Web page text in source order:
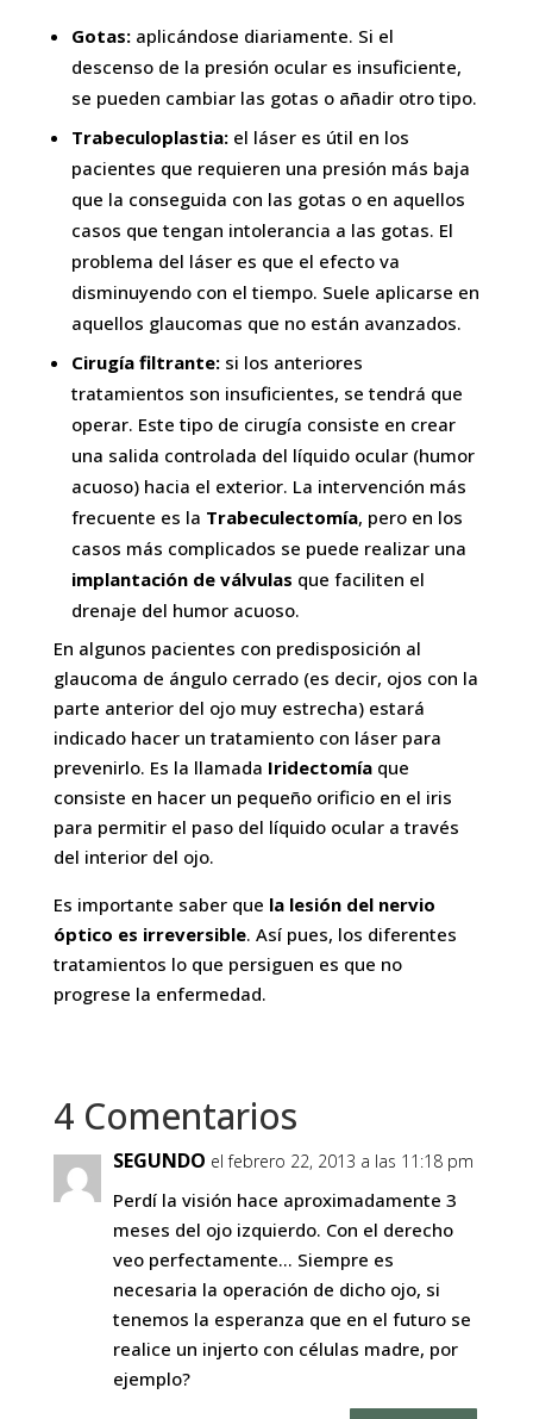
Gotas:aplicándose diariamente. Si el
descenso de la presión ocular es insuficiente,
se pueden cambiar las gotas o añadir otro tipo.
Trabeculoplastia: el láser es útil en los
pacientes que requieren una presión más baja
que la conseguida con las gotas o en aquellos
casos que tengan intolerancia a las gotas. El
problema del láser es que el efecto va
disminuyendo con el tiempo. Suele aplicarse en
aquellos glaucomas que no están avanzados.
Cirugía filtrante:si los anteriores
tratamientos son insuficientes, se tendrá que
operar. Este tipo de cirugía consiste en crear
una salida controlada del líquido ocular (humor
acuoso) hacia el exterior. La intervención más
frecuente es la Trabeculectomía, pero en los
casos más complicados se puede realizar una
implantación de válvulas que faciliten el
drenaje del humor acuoso.
En algunos pacientes con predisposición al
glaucoma de ángulo cerrado (es decir, ojos con la
parte anterior del ojo muy estrecha) estará
indicado hacer un tratamiento con láser para
prevenirlo. Es la llamada Iridectomíaque
consiste en hacer un pequeño orificio en el iris
para permitir el paso del líquido ocular a través
del interior del ojo.
Es importante saber que la lesión del nervio
óptico es irreversible. Así pues, los diferentes
tratamientos lo que persiguen es que no
progrese la enfermedad.
4 Comentarios
SEGUNDO el febrero 22, 2013 a las 11:18 pm
Perdí la visión hace aproximadamente 3
meses del ojo izquierdo. Con el derecho
veo perfectamente… Siempre es
necesaria la operación de dicho ojo, si
tenemos la esperanza que en el futuro se
realice un injerto con células madre, por
ejemplo?